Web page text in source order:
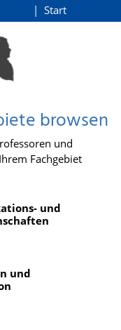
Start
browsen
und
Fachgebiet
und
und